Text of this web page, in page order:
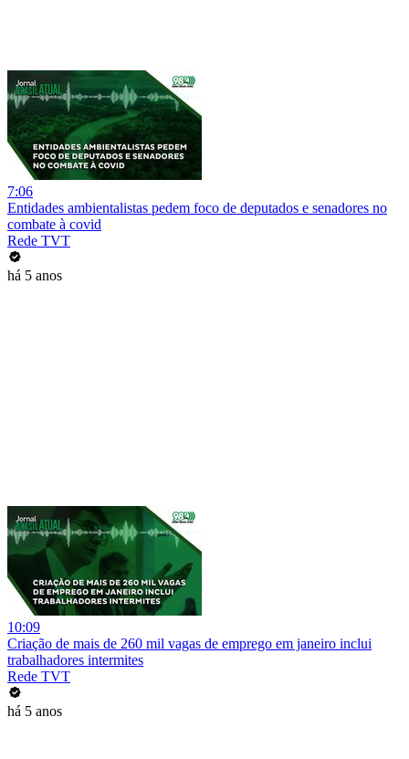
7:06
Entidades ambientalistas pedem foco de deputados e senadores no
combate à covid
Rede TVT
há 5 anos
10:09
Criação de mais de 260 mil vagas de emprego em janeiro inclui
trabalhadores intermites
Rede TVT
há 5 anos